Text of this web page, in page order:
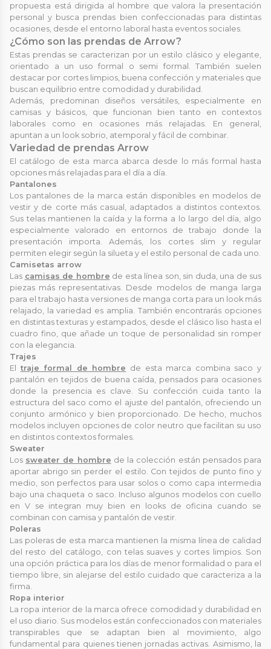
propuesta está dirigida al hombre que valora la presentación
personal y busca prendas bien confeccionadas para distintas
ocasiones, desde el entorno laboral hasta eventos sociales.
¿Cómo son las prendas de Arrow?
Estas prendas se caracterizan por un estilo clásico y elegante,
orientado a un uso formal o semi formal. También suelen
destacar por cortes limpios, buena confección y materiales que
buscan equilibrio entre comodidad y durabilidad.
Además, predominan diseños versátiles, especialmente en
camisas y básicos, que funcionan bien tanto en contextos
laborales como en ocasiones más relajadas. En general,
apuntan a un look sobrio, atemporal y fácil de combinar.
Variedad de prendas Arrow
El catálogo de esta marca abarca desde lo más formal hasta
opciones más relajadas para el día a día.
Pantalones
Los pantalones de la marca están disponibles en modelos de
vestir y de corte más casual, adaptados a distintos contextos.
Sus telas mantienen la caída y la forma a lo largo del día, algo
especialmente valorado en entornos de trabajo donde la
presentación importa. Además, los cortes slim y regular
permiten elegir según la silueta y el estilo personal de cada uno.
Camisetas arrow
Las camisas de hombre de esta línea son, sin duda, una de sus
piezas más representativas. Desde modelos de manga larga
para el trabajo hasta versiones de manga corta para un look más
relajado, la variedad es amplia. También encontrarás opciones
en distintas texturas y estampados, desde el clásico liso hasta el
cuadro fino, que añade un toque de personalidad sin romper
con la elegancia.
Trajes
El traje formal de hombre de esta marca combina saco y
pantalón en tejidos de buena caída, pensados para ocasiones
donde la presencia es clave. Su confección cuida tanto la
estructura del saco como el ajuste del pantalón, ofreciendo un
conjunto armónico y bien proporcionado. De hecho, muchos
modelos incluyen opciones de color neutro que facilitan su uso
en distintos contextos formales.
Sweater
Los sweater de hombre de la colección están pensados para
aportar abrigo sin perder el estilo. Con tejidos de punto fino y
medio, son perfectos para usar solos o como capa intermedia
bajo una chaqueta o saco. Incluso algunos modelos con cuello
en V se integran muy bien en looks de oficina cuando se
combinan con camisa y pantalón de vestir.
Poleras
Las poleras de esta marca mantienen la misma línea de calidad
del resto del catálogo, con telas suaves y cortes limpios. Son
una opción práctica para los días de menor formalidad o para el
tiempo libre, sin alejarse del estilo cuidado que caracteriza a la
firma.
Ropa interior
La ropa interior de la marca ofrece comodidad y durabilidad en
el uso diario. Sus modelos están confeccionados con materiales
transpirables que se adaptan bien al movimiento, algo
fundamental para quienes tienen jornadas activas. Asimismo, la